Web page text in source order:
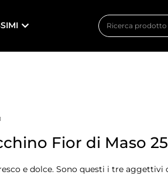
Fior di Maso
e dolce. Sono questi i tre aggettivi